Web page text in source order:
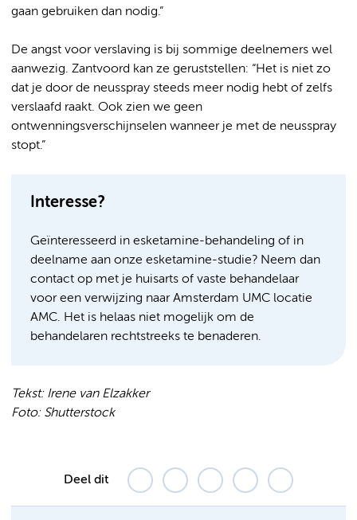
gaan gebruiken dan nodig.”
De angst voor verslaving is bij sommige deelnemers wel
aanwezig. Zantvoord kan ze geruststellen: “Het is niet zo
dat je door de neusspray steeds meer nodig hebt of zelfs
verslaafd raakt. Ook zien we geen
ontwenningsverschijnselen wanneer je met de neusspray
stopt.”
Interesse?
Geïnteresseerd in esketamine-behandeling of in
deelname aan onze esketamine-studie? Neem dan
contact op met je huisarts of vaste behandelaar
voor een verwijzing naar Amsterdam UMC locatie
AMC. Het is helaas niet mogelijk om de
behandelaren rechtstreeks te benaderen.
Tekst: Irene van Elzakker
Foto: Shutterstock
Deel dit